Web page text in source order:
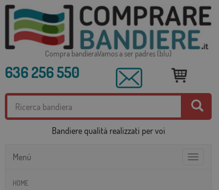
Compra bandieraVamos a ser padres (blu)
636 256 550
Bandiere qualità realizzati per voi
Toggle
Menú
HOME